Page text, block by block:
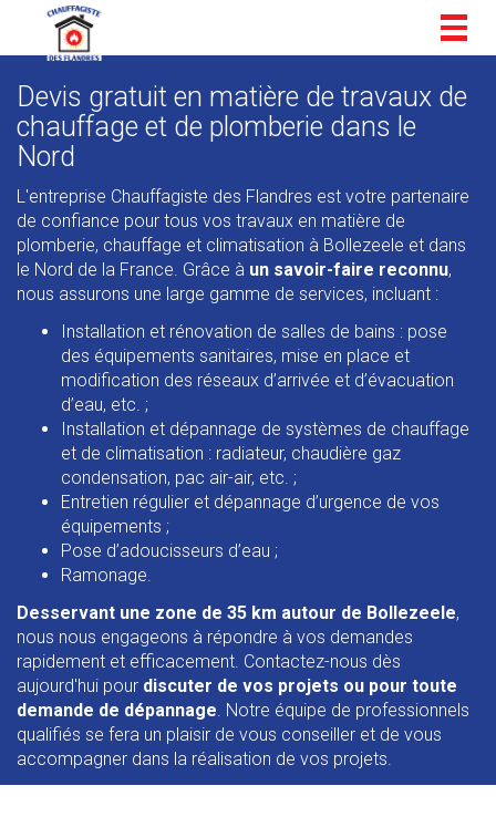
Devis gratuit en matière de travaux de
chauffage et de plomberie dans le
Nord
L'entreprise Chauffagiste des Flandres est votre partenaire
de confiance pour tous vos travaux en matière de
plomberie, chauffage et climatisation à Bollezeele et dans
le Nord de la France. Grâce à un savoir-faire reconnu,
nous assurons une large gamme de services, incluant :
Installation et rénovation de salles de bains : pose
des équipements sanitaires, mise en place et
modification des réseaux d’arrivée et d’évacuation
d’eau, etc. ;
Installation et dépannage de systèmes de chauffage
et de climatisation : radiateur, chaudière gaz
condensation, pac air-air, etc. ;
Entretien régulier et dépannage d’urgence de vos
équipements ;
Pose d’adoucisseurs d’eau ;
Ramonage.
Desservant une zone de 35 km autour de Bollezeele,
nous nous engageons à répondre à vos demandes
rapidement et efficacement. Contactez-nous dès
aujourd'hui pour discuter de vos projets ou pour toute
demande de dépannage. Notre équipe de professionnels
qualifiés se fera un plaisir de vous conseiller et de vous
accompagner dans la réalisation de vos projets.